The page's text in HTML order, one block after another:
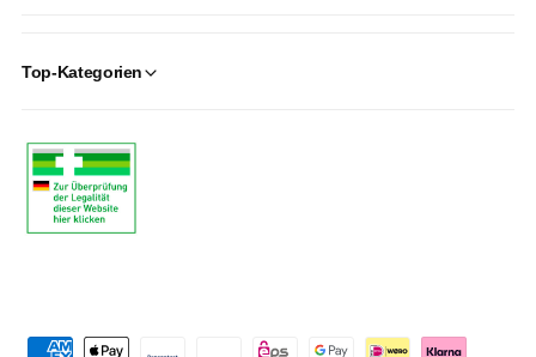
Top-Kategorien